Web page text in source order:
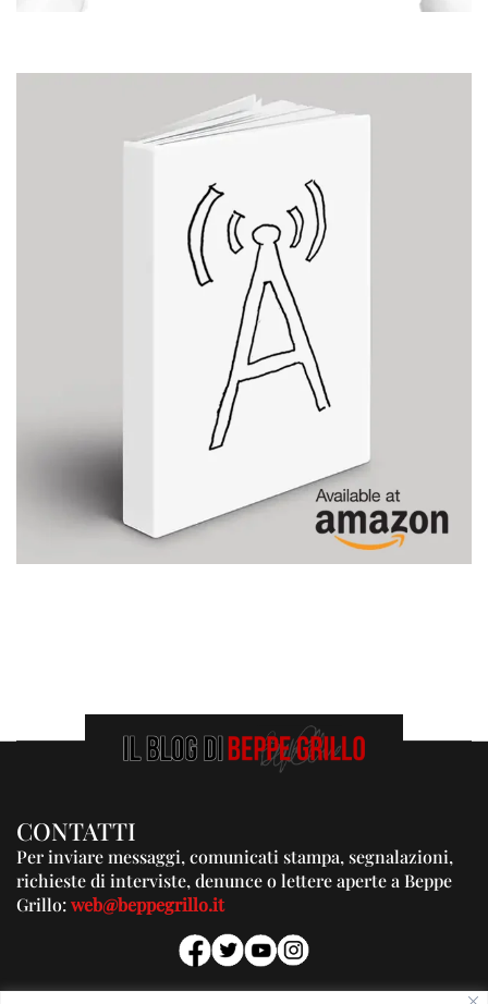
CONTATTI
Per inviare messaggi, comunicati stampa, segnalazioni,
richieste di interviste, denunce o lettere aperte a Beppe
Grillo:web@beppegrillo.it